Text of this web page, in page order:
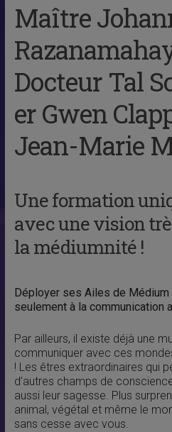
Maître
Docteur Tal
er Gwen
Jean-Marie
Une formation
avec une vision
la médiumnité !
Déployer ses Ailes de
seulement à la communication
Par ailleurs, il existe déjà une
communiquer avec ces
! Les êtres extraordinaires qui
d’autres champs de
aussi leur sagesse. Plus
animal, végétal et même le
sans cesse avec vous.